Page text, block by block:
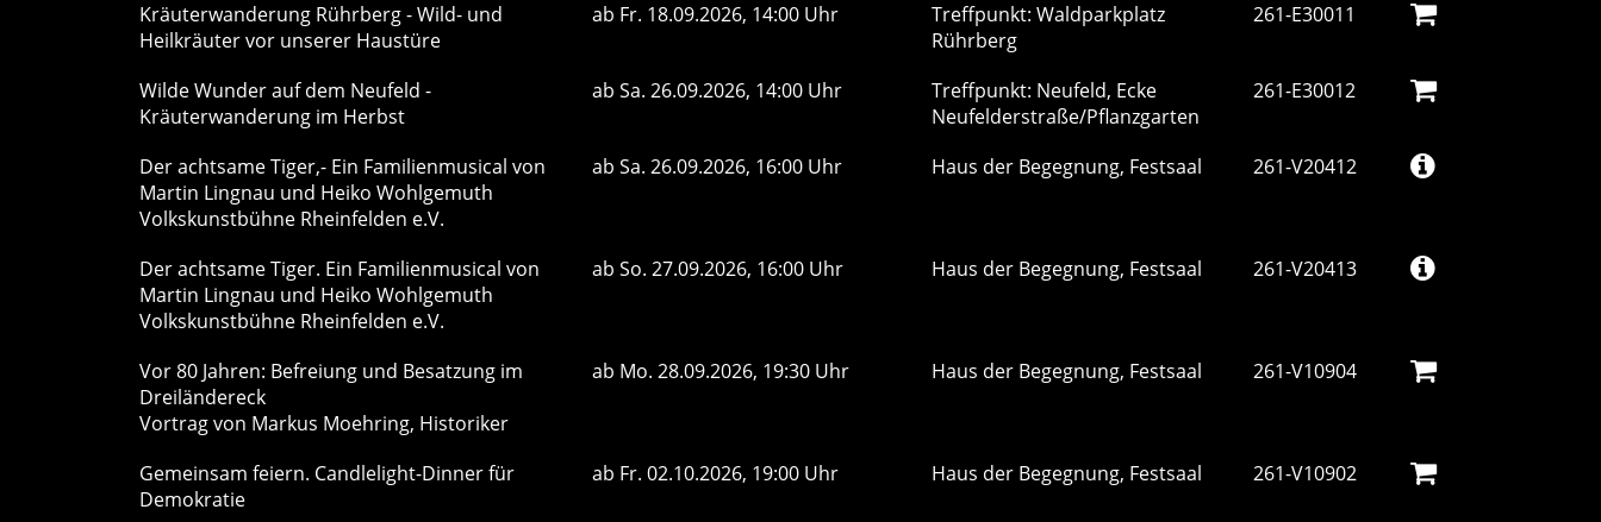
Kräuterwanderung Rührberg - Wild- und
Heilkräuter vor unserer Haustüre
ab Fr. 18.09.2026, 14:00 Uhr
Treffpunkt: Waldparkplatz
Rührberg
261-E30011
Wilde Wunder auf dem Neufeld -
Kräuterwanderung im Herbst
ab Sa. 26.09.2026, 14:00 Uhr
Treffpunkt: Neufeld, Ecke
Neufelderstraße/Pflanzgarten
261-E30012
Der achtsame Tiger,- Ein Familienmusical von
Martin Lingnau und Heiko Wohlgemuth
Volkskunstbühne Rheinfelden e.V.
ab Sa. 26.09.2026, 16:00 Uhr Haus der Begegnung, Festsaal 261-V20412
Der achtsame Tiger. Ein Familienmusical von
Martin Lingnau und Heiko Wohlgemuth
Volkskunstbühne Rheinfelden e.V.
ab So. 27.09.2026, 16:00 Uhr Haus der Begegnung, Festsaal 261-V20413
Vor 80 Jahren: Befreiung und Besatzung im
Dreiländereck
Vortrag von Markus Moehring, Historiker
ab Mo. 28.09.2026, 19:30 Uhr Haus der Begegnung, Festsaal 261-V10904
Gemeinsam feiern. Candlelight-Dinner für
Demokratie
ab Fr. 02.10.2026, 19:00 Uhr Haus der Begegnung, Festsaal 261-V10902